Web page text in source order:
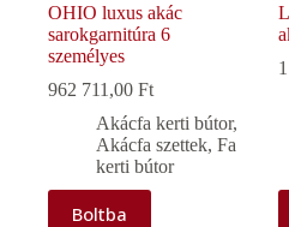
OHIO luxus akác
sarokgarnitúra 6
személyes
962 711,00 Ft
Akácfa kerti bútor,
Akácfa szettek, Fa
kerti bútor
Boltba